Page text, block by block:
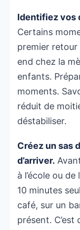
Identifiez vos
Certains
premier retour
end chez la
enfants.
moments.
réduit de
déstabiliser.
Créez un sas
d’arriver.
à l’école ou
10 minutes
café, sur un
présent.